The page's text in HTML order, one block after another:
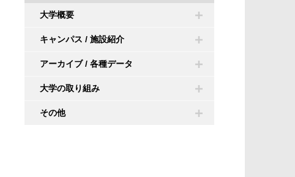
大学概要
キャンパス / 施設紹介
アーカイブ / 各種データ
大学の取り組み
その他